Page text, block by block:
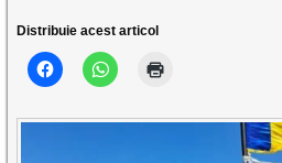
Distribuie acest articol